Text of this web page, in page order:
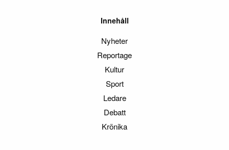
Innehåll
Nyheter
Reportage
Kultur
Sport
Ledare
Debatt
Krönika